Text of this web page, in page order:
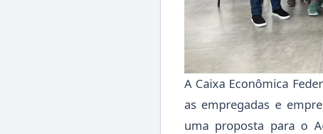
A Caixa Econômica
as empregadas e
uma proposta para o